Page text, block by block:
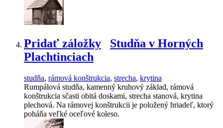
Pridať záložky
Studňa v Horných
Plachtinciach
studňa, rámová konštrukcia, strecha, krytina
Rumpálová studňa, kamenný kruhový základ, rámová
konštrukcia sčasti obitá doskami, strecha stanová, krytina
plechová. Na rámovej konštrukcii je položený hriadeľ, ktorý
poháňa veľké oceľové koleso.